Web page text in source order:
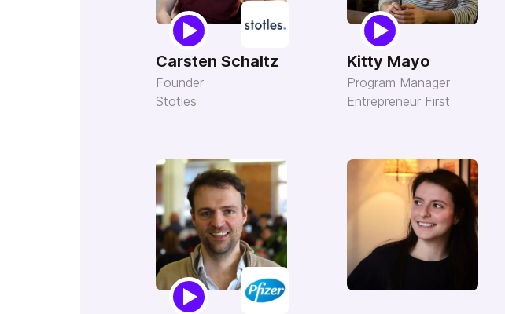
Carsten Schaltz
Founder
Stotles
Kitty Mayo
Program Manager
Entrepreneur First